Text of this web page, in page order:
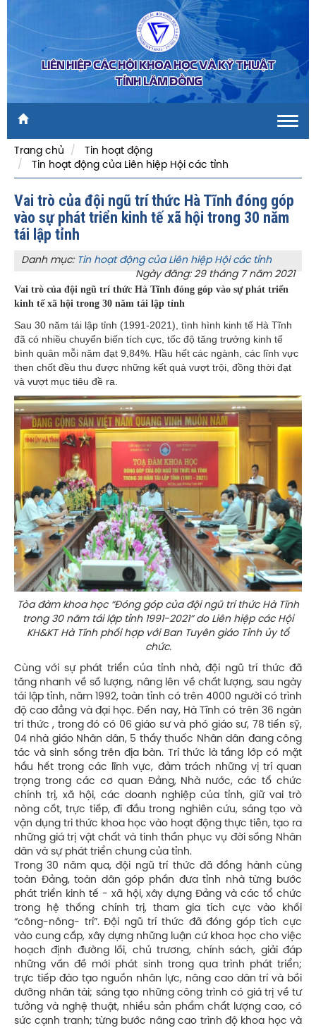
LIÊN HIỆP CÁC HỘI KHOA HỌC VÀ KỸ THUẬT
TỈNH LÂM ĐỒNG
Trang chủ
Tin hoạt động
Tin hoạt động của Liên hiệp Hội các tỉnh
Vai trò của đội ngũ trí thức Hà Tĩnh đóng góp
vào sự phát triển kinh tế xã hội trong 30 năm
tái lập tỉnh
Danh mục: Tin hoạt động của Liên hiệp Hội các tỉnh
Ngày đăng: 29 tháng 7 năm 2021
Vai trò của đội ngũ trí thức Hà Tĩnh đóng góp vào sự phát triển
kinh tế xã hội trong 30 năm tái lập tỉnh
Sau 30 năm tái lập tỉnh (1991-2021), tình hình kinh tế Hà Tĩnh
đã có nhiều chuyển biến tích cực, tốc độ tăng trưởng kinh tế
bình quân mỗi năm đạt 9,84%. Hầu hết các ngành, các lĩnh vực
then chốt đều thu được những kết quả vượt trội, đồng thời đạt
và vượt mục tiêu đề ra.
Tòa đàm khoa học “Đóng góp của đội ngũ trí thức Hà Tĩnh
trong 30 năm tái lập tỉnh 1991-2021” do Liên hiệp các Hội
KH&KT Hà Tĩnh phối hợp với Ban Tuyên giáo Tỉnh ủy tổ
chức.
Cùng với sự phát triển của tỉnh nhà, đội ngũ trí thức đã
tăng nhanh về số lượng, nâng lên về chất lượng, sau ngày
tái lập tỉnh, năm 1992, toàn tỉnh có trên 4000 người có trình
độ cao đẳng và đại học. Đến nay, Hà Tĩnh có trên 36 ngàn
trí thức , trong đó có 06 giáo sư và phó giáo sư, 78 tiến sỹ,
04 nhà giáo Nhân dân, 5 thầy thuốc Nhân dân đang công
tác và sinh sống trên địa bàn. Trí thức là tầng lớp có mặt
hầu hết trong các lĩnh vực, đảm trách những vị trí quan
trọng trong các cơ quan Đảng, Nhà nước, các tổ chức
chính trị, xã hội, các doanh nghiệp của tỉnh, giữ vai trò
nòng cốt, trực tiếp, đi đầu trong nghiên cứu, sáng tạo và
vận dụng tri thức khoa học vào hoạt động thực tiễn, tạo ra
những giá trị vật chất và tinh thần phục vụ đời sống Nhân
dân và sự phát triển chung của tỉnh.
Trong 30 năm qua, đội ngũ trí thức đã đồng hành cùng
toàn Đảng, toàn dân góp phần đưa tỉnh nhà từng bước
phát triển kinh tế - xã hội, xây dựng Đảng và các tổ chức
trong hệ thống chính trị, tham gia tích cực vào khối
“công-nông- trí”. Ðội ngũ trí thức đã đóng góp tích cực
vào cung cấp, xây dựng những luận cứ khoa học cho việc
hoạch định đường lối, chủ trương, chính sách, giải đáp
những vấn đề mới phát sinh trong qua trình phát triển;
trực tiếp đào tạo nguồn nhân lực, nâng cao dân trí và bồi
dưỡng nhân tài; sáng tạo những công trình có giá trị về tư
tưởng và nghệ thuật, nhiều sản phẩm chất lượng cao, có
sức cạnh tranh; từng bước nâng cao trình độ khoa học và